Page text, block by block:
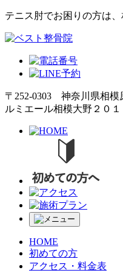
テニス肘でお困りの方は
〒252-0303 神奈川県相模
ルミエール相模大野２０１
HOME
初めての方
アクセス・料金表